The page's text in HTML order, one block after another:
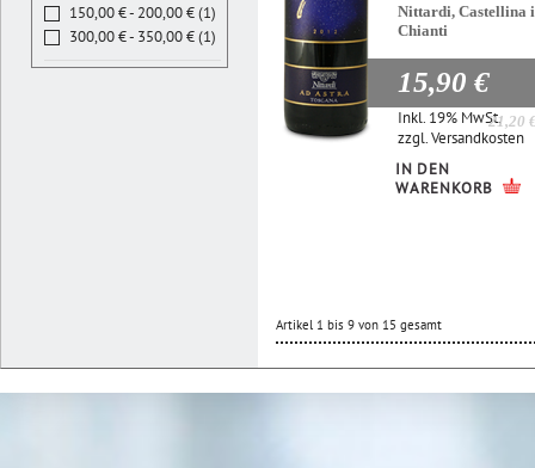
Nittardi, Castellina
Chianti
15,90 €
21,20
Inkl. 19% MwSt.
zzgl.Versandkosten
IN DEN
WARENKORB
Artikel 1 bis 9 von 15 gesamt
150,00 € - 200,00 € (1)
300,00 € - 350,00 € (1)